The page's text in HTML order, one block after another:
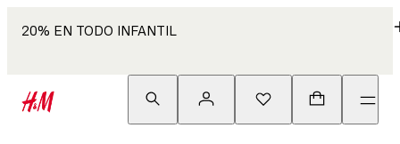
20% EN TODO INFANTIL